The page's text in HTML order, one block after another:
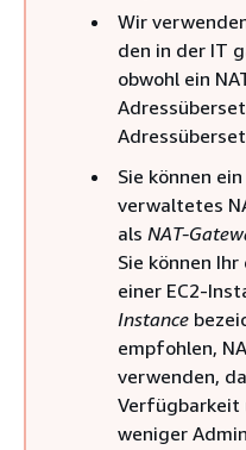
Wir
den in der IT
obwohl ein
Sie können
verwaltetes
als NAT-
Sie können
einer EC2-
Instance
empfohlen,
verwenden,
Verfügbarkeit
weniger